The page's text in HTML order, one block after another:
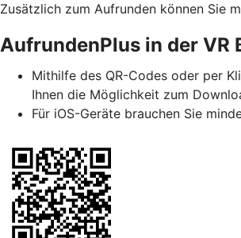
Zusätzlich zum Aufrunden können Sie
AufrundenPlus in der VR
Mithilfe des QR-Codes oder per
Ihnen die Möglichkeit zum
Für iOS-Geräte brauchen Sie